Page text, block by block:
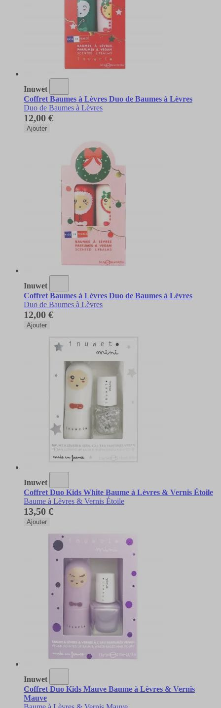
Inuwet
Coffret Baumes à Lèvres Duo de Baumes à Lèvres
Duo de Baumes à Lèvres
12,00 €
Ajouter
Inuwet
Coffret Baumes à Lèvres Duo de Baumes à Lèvres
Duo de Baumes à Lèvres
12,00 €
Ajouter
Inuwet
Coffret Duo Kids White Baume à Lèvres & Vernis Étoile
Baume à Lèvres & Vernis Étoile
13,50 €
Ajouter
Inuwet
Coffret Duo Kids Mauve Baume à Lèvres & Vernis
Mauve